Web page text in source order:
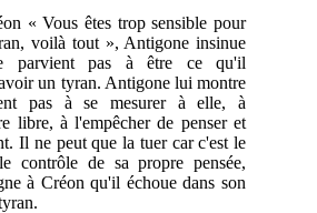
« Vous êtes trop sensible pour
voilà tout », Antigone insinue
parvient pas à être ce qu'il
un tyran. Antigone lui montre
pas à se mesurer à elle, à
libre, à l'empêcher de penser et
Il ne peut que la tuer car c'est le
contrôle de sa propre pensée,
à Créon qu'il échoue dans son